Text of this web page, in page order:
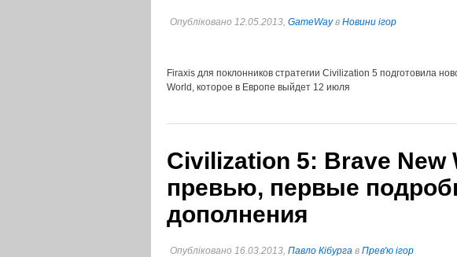
Опубліковано 12.05.2013, GameWayв Новини ігор
Firaxis для поклонников стратегии Civilization 5 подготовила
World, которое в Европе выйдет 12 июля
Civilization 5: Brave New
превью, первые
дополнения
Опубліковано 16.03.2013, Павло Кібурга в Прев'ю ігор